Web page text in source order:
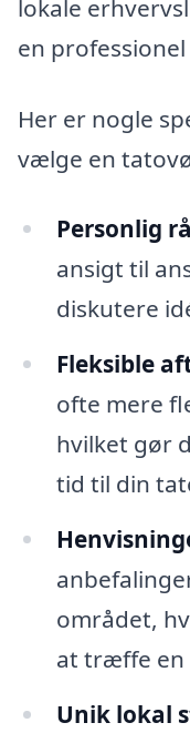
lokale
en professionel
Her er nogle
vælge en
Personlig
ansigt til
diskutere
Fleksible
ofte mere
hvilket gør
tid til din
området,
at træffe en
Unik lokal